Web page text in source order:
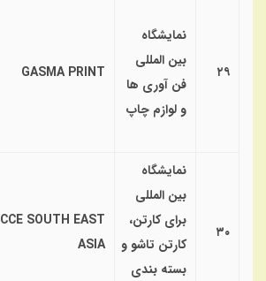
۲۹
نمایشگاه
بین المللی
فن آوری ها
و لوازم چاپ
GASMA PRINT
۳۰
نمایشگاه
بین المللی
برای کارتن،
کارتن تاشو و
بسته بندی
CCE SOUTH EAST
ASIA